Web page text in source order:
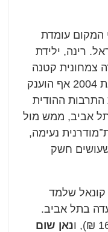
המקום עומדת
רינה, ילידת
עם מסעדה צמחונית קטנה
והפכה במשך השנים לאימפריה קולינרית צבעונית ומתובלת. בשנת 2004 אף הוענק
ההודית
אביב, ממש מול
נעימה,
חשק
קונאל שלמד
בתל אביב.
נאן שום